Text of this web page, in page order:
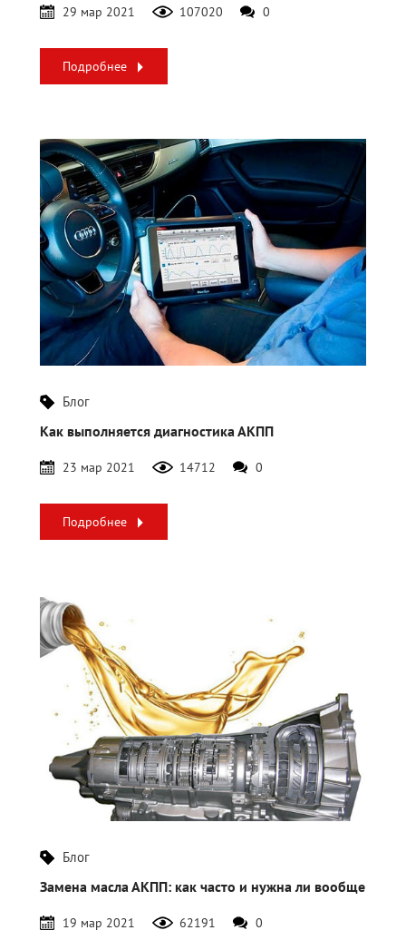
29 мар 2021 107020 0
Подробнее
Блог
Как выполняется диагностика АКПП
23 мар 2021 14712 0
Подробнее
Блог
Замена масла АКПП: как часто и нужна ли вообще
19 мар 2021 62191 0